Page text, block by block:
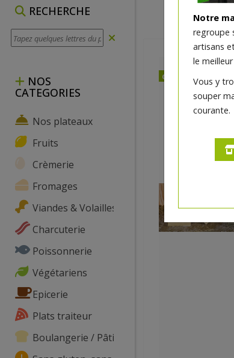
RECHERCHE
NOS
CATEGORIES
Nos plateaux
Fruits
Crèmerie
Fromages
Viandes & Volailles
Charcuterie
Poissonnerie
Végétariens
Epicerie
Plats traiteur
Boulangerie / Pâtisserie
Notre
regroupe
artisans
le
Vous y
souper
courante.
dès jeudi 06/08